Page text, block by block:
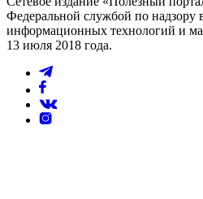
Федеральной службой по надзору
информационных технологий и
13 июля 2018 года.